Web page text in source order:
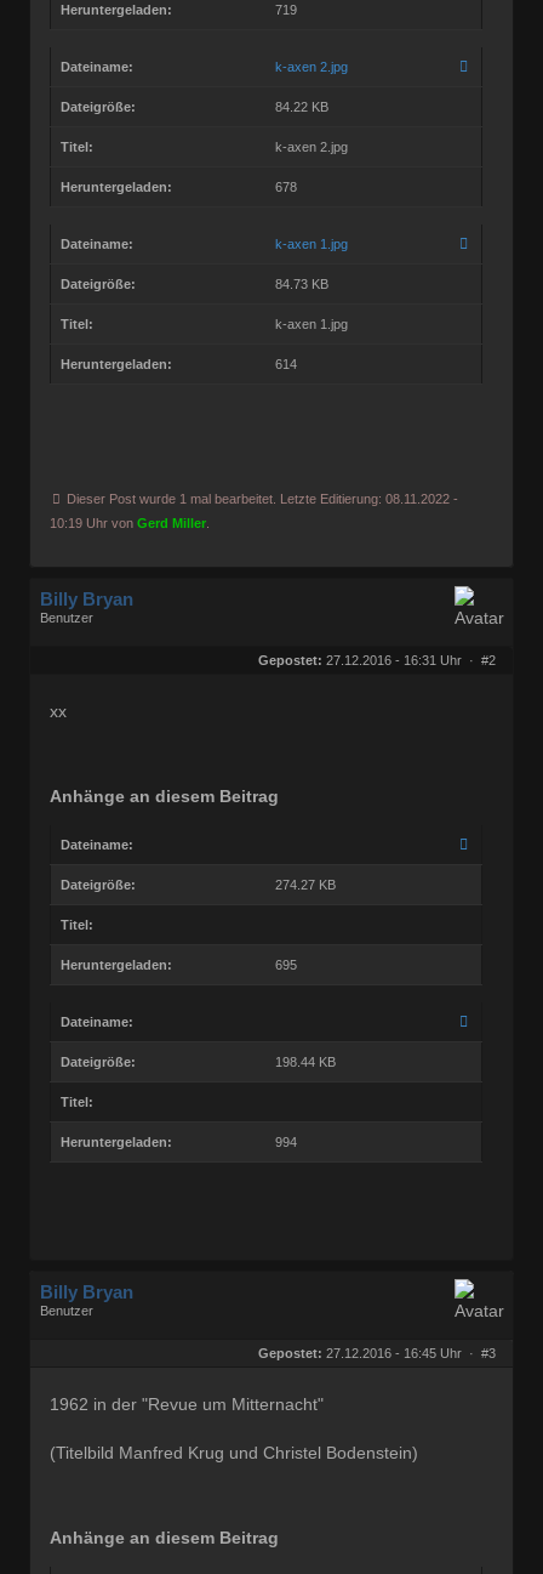
Heruntergeladen: 719
Dateiname: k-axen 2.jpg
Dateigröße: 84.22 KB
Titel: k-axen 2.jpg
Heruntergeladen: 678
Dateiname: k-axen 1.jpg
Dateigröße: 84.73 KB
Titel: k-axen 1.jpg
Heruntergeladen: 614
Dieser Post wurde 1 mal bearbeitet. Letzte Editierung: 08.11.2022 -
10:19 Uhr von Gerd Miller
Billy Bryan
Benutzer
Gepostet: 27.12.2016 - 16:31 Uhr · #2
xx
Anhänge an diesem Beitrag
Dateiname:
Dateigröße: 274.27 KB
Titel:
Heruntergeladen: 695
Dateiname:
Dateigröße: 198.44 KB
Titel:
Heruntergeladen: 994
Billy Bryan
Benutzer
Gepostet: 27.12.2016 - 16:45 Uhr · #3
1962 in der "Revue um Mitternacht"
(Titelbild Manfred Krug und Christel Bodenstein)
Anhänge an diesem Beitrag